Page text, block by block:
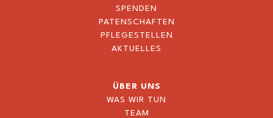
SPENDEN
PATENSCHAFTEN
PFLEGESTELLEN
AKTUELLES
ÜBER UNS
WAS WIR TUN
TEAM